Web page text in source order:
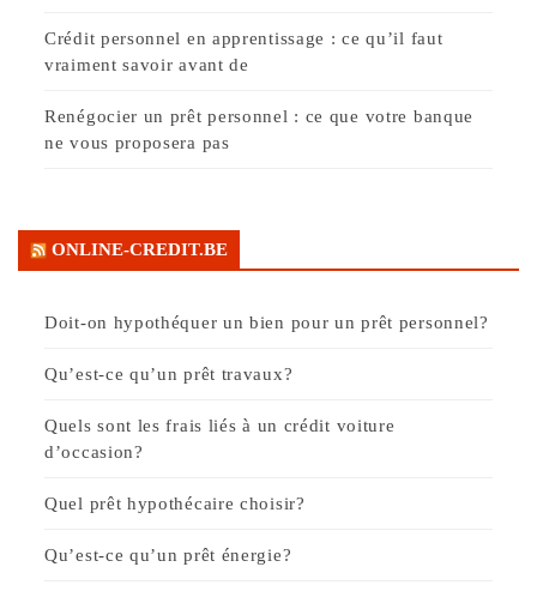
Crédit personnel en apprentissage : ce qu’il faut
vraiment savoir avant de
Renégocier un prêt personnel : ce que votre banque
ne vous proposera pas
ONLINE-CREDIT.BE
Doit-on hypothéquer un bien pour un prêt personnel?
Qu’est-ce qu’un prêt travaux?
Quels sont les frais liés à un crédit voiture
d’occasion?
Quel prêt hypothécaire choisir?
Qu’est-ce qu’un prêt énergie?